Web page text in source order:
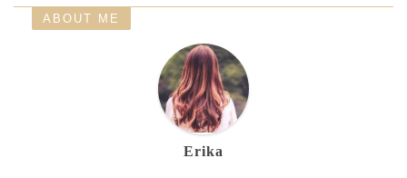
湘南美容クリニック 川
口院
TCB東京中央美容外科
0120-197-243
0120-241-929
めぐみ皮フ科クリニッ
048-291-5266
ABOUT ME
Erika